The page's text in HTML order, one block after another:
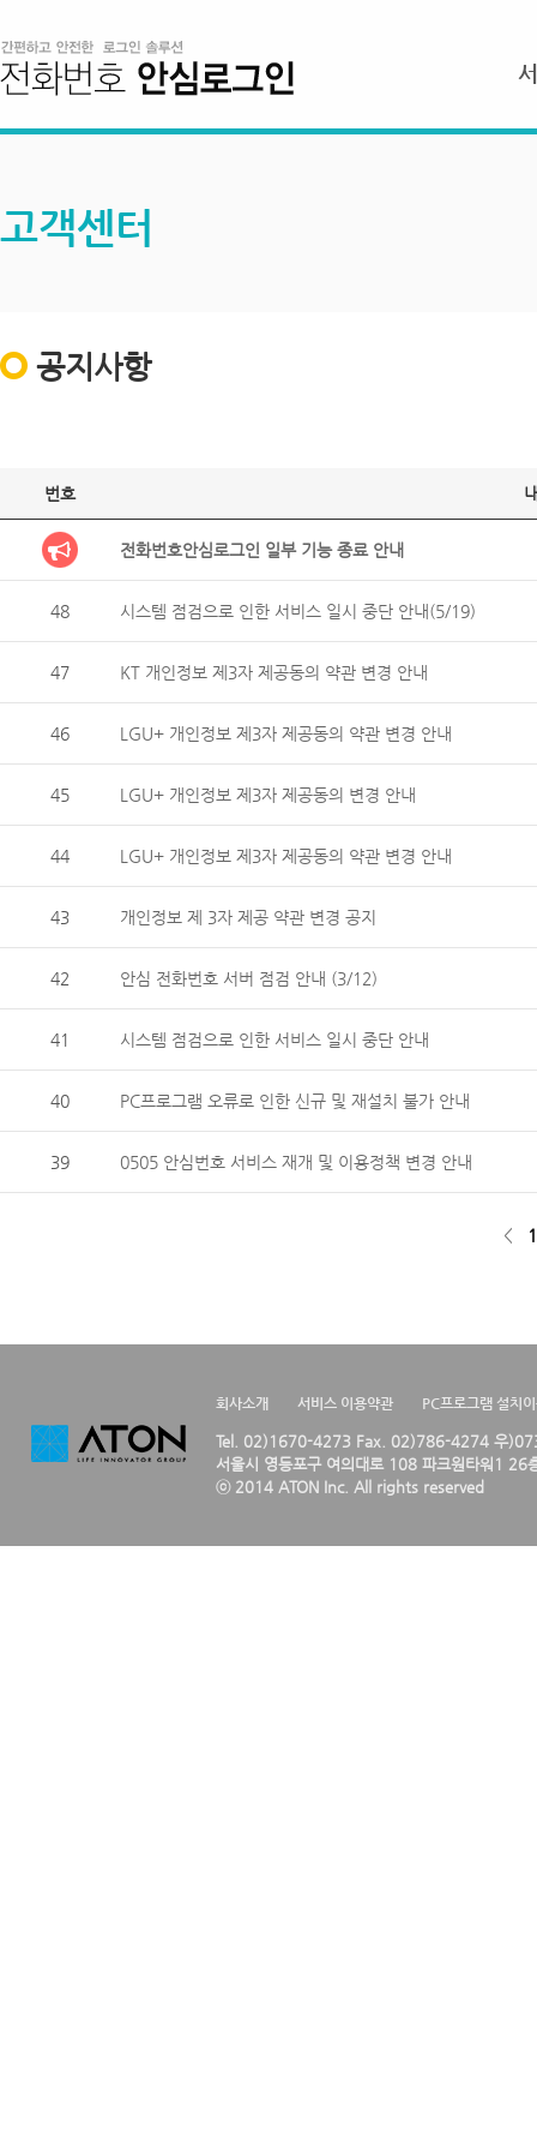
고객센터
공지사항
번호
전화번호안심로그인 일부 기능 종료 안내
48 시스템 점검으로 인한 서비스 일시 중단 안내(5/19)
47 KT 개인정보 제3자 제공동의 약관 변경 안내
46 LGU+ 개인정보 제3자 제공동의 약관 변경 안내
45 LGU+ 개인정보 제3자 제공동의 변경 안내
44 LGU+ 개인정보 제3자 제공동의 약관 변경 안내
43 개인정보 제 3자 제공 약관 변경 공지
42 안심 전화번호 서버 점검 안내 (3/12)
41 시스템 점검으로 인한 서비스 일시 중단 안내
40 PC프로그램 오류로 인한 신규 및 재설치 불가 안내
39 0505 안심번호 서비스 재개 및 이용정책 변경 안내
< 1
회사소개 서비스 이용약관 PC프로그램 설치
Tel. 02)1670-4273 Fax. 02)786-4274 우
서울시 영등포구 여의대로 108 파크원타워1 26
ⓒ 2014 ATON Inc. All rights reserved